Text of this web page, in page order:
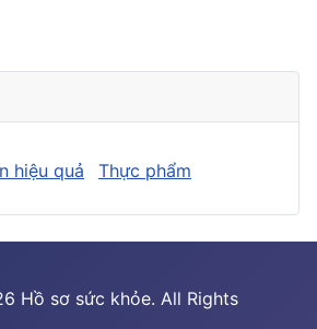
hiệu quả Thực phẩm
Hồ sơ sức khỏe. All Rights